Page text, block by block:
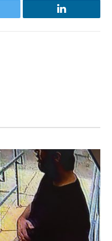
LinkedIn